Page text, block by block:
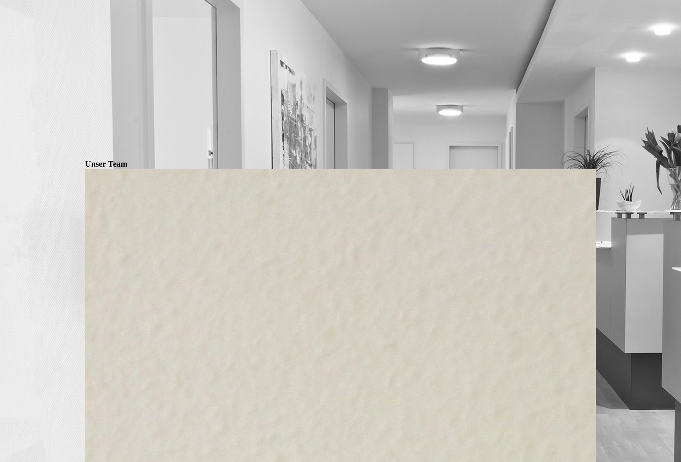
Unser Team